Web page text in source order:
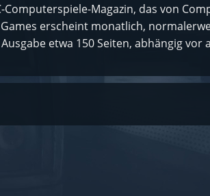
Computerspiele-Magazin, das von
erscheint monatlich,
etwa 150 Seiten, abhängig vor